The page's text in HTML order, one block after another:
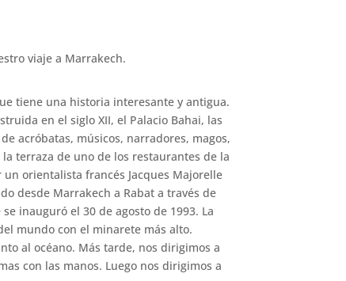
viaje a Marrakech.
tiene una historia interesante y antigua.
en el siglo XII, el Palacio Bahai, las
acróbatas, músicos, narradores, magos,
terraza de uno de los restaurantes de la
orientalista francés Jacques Majorelle
desde Marrakech a Rabat a través de
inauguró el 30 de agosto de 1993. La
mundo con el minarete más alto.
al océano. Más tarde, nos dirigimos a
con las manos. Luego nos dirigimos a